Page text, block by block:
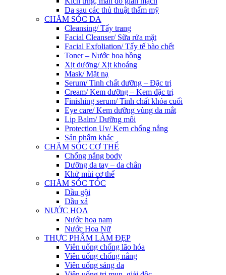
Da sau các thủ thuật thẩm mỹ
CHĂM SÓC DA
Cleansing/ Tẩy trang
Facial Cleanser/ Sữa rửa mặt
Facial Exfoliation/ Tẩy tế bào chết
Toner – Nước hoa hồng
Xịt dưỡng/ Xịt khoáng
Mask/ Mặt nạ
Serum/ Tinh chất dưỡng – Đặc trị
Cream/ Kem dưỡng – Kem đặc trị
Finishing serum/ Tinh chất khóa cuối
Eye care/ Kem dưỡng vùng da mắt
Lip Balm/ Dưỡng môi
Protection Uv/ Kem chống nắng
Sản phẩm khác
CHĂM SÓC CƠ THỂ
Chống nắng body
Dưỡng da tay – da chân
Khử mùi cơ thể
CHĂM SÓC TÓC
Dầu gội
Dầu xả
NƯỚC HOA
Nước hoa nam
Nước Hoa Nữ
THỰC PHẨM LÀM ĐẸP
Viên uống chống lão hóa
Viên uống chống nắng
Viên uống sáng da